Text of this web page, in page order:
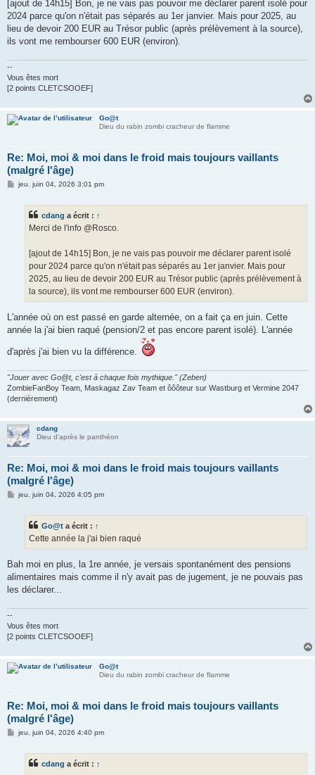
e
[ajout de 14h15] Bon, je ne vais pas pouvoir me déclarer parent isolé pour
2024 parce qu'on n'était pas séparés au 1er janvier. Mais pour 2025, au
lieu de devoir 200 EUR au Trésor public (après prélèvement à la source),
ils vont me rembourser 600 EUR (environ).
--
Vous êtes mort
[2 points CLETCSOOEF]
Go@t
Dieu du rabin zombi cracheur de flamme
Re: Moi, moi & moi dans le froid mais toujours vaillants
(malgré l'âge)
Mjeu. juin 04, 2026 3:01 pm
cdang a écrit : ↑
Merci de l'info @Rosco.
[ajout de 14h15] Bon, je ne vais pas pouvoir me déclarer parent isolé
pour 2024 parce qu'on n'était pas séparés au 1er janvier. Mais pour
2025, au lieu de devoir 200 EUR au Trésor public (après prélèvement à
la source), ils vont me rembourser 600 EUR (environ).
L'année où on est passé en garde alternée, on a fait ça en juin. Cette
année la j'ai bien raqué (pension/2 et pas encore parent isolé). L'année
d'après j'ai bien vu la différence.
"Jouer avec Go@t, c'est à chaque fois mythique." (Zeben)
ZombieFanBoy Team, Maskagaz Zav Team et ôôôteur sur Wastburg et Vermine 2047
(dernièrement)
cdang
Dieu d'après le panthéon
Re: Moi, moi & moi dans le froid mais toujours vaillants
(malgré l'âge)
Mjeu. juin 04, 2026 4:05 pm
Go@t a écrit : ↑
Cette année la j'ai bien raqué
Bah moi en plus, la 1re année, je versais spontanément des pensions
alimentaires mais comme il n'y avait pas de jugement, je ne pouvais pas
les déclarer...
--
Vous êtes mort
[2 points CLETCSOOEF]
Go@t
Dieu du rabin zombi cracheur de flamme
Re: Moi, moi & moi dans le froid mais toujours vaillants
(malgré l'âge)
Mjeu. juin 04, 2026 4:40 pm
cdang a écrit : ↑